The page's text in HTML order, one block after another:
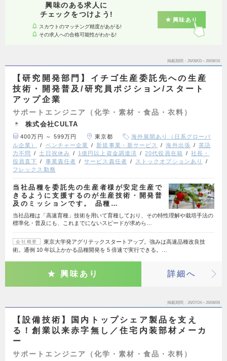
興味のある求人に
チェックをつけよう!
スカウトのマッチング精度があがる!
その求人への合格可能性がわかる!
興味あり
掲載期間 26/08/03～26/08/16
【研究開発部門】イチゴ生産委託先への生産
技術・開発普及/研究員ポジション/スタート
アップ企業
サポートエンジニア（化学・素材・食品・衣料）
株式会社CULTA
400万円 ～ 599万円 東京都
海外展開あり（日系グローバ
ル企業）
ベンチャー企業 新規事業・新サービス 海外出張
英語
力不問
土日祝休み 1億円以上資金調達済 20代役員在籍
社長・
役員直下
事業責任者 サービス責任者
ストックオプションあり
フレックス勤務
当社品種を委託先の生産者様が安定生産で
きるように支援するのが生産技術・開発普
及のミッションです。 品種…
当社品種は「高速育種」技術を用いて育種しており、その特性理解や栽培手法の
標準化・普及にも、これまでにないスピードが求めら…
会社概要
東京大学発アグリテックスタートアップ。強みは高速品種改良技
術。通例 10 年以上かかる品種開発を 5 倍速で実行できる。…
興味あり 詳細へ
掲載期間 26/07/24～26/08/06
【設備技術】国内トップシェア製品を支え
る！創業以来赤字無し／住宅内装部材メーカ
ー
サポートエンジニア（化学・素材・食品・衣料）